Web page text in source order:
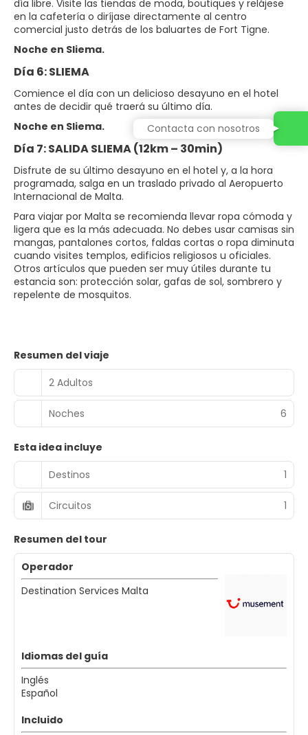
día libre. Visite las tiendas de moda, boutiques y relájese
en la cafetería o diríjase directamente al centro
comercial justo detrás de los baluartes de Fort Tigne.
Noche en Sliema.
Día 6: SLIEMA
Comience el día con un delicioso desayuno en el hotel
antes de decidir qué traerá su último día.
Noche en Sliema.
Día 7: SALIDA SLIEMA (12km – 30min)
Disfrute de su último desayuno en el hotel y, a la hora
programada, salga en un traslado privado al Aeropuerto
Internacional de Malta.
Para viajar por Malta se recomienda llevar ropa cómoda y
ligera que es la más adecuada. No debes usar camisas sin
mangas, pantalones cortos, faldas cortas o ropa diminuta
cuando visites templos, edificios religiosos u oficiales.
Otros artículos que pueden ser muy útiles durante tu
estancia son: protección solar, gafas de sol, sombrero y
repelente de mosquitos.
Resumen del viaje
2 Adultos
Noches 6
Esta idea incluye
Destinos
1
Circuitos 1
Resumen del tour
Operador
Destination Services Malta
Idiomas del guía
Inglés
Español
Incluido
Contacta con nosotros